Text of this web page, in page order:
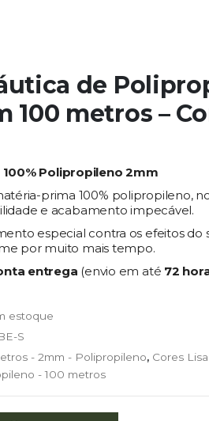
de
100 metros –
Polipropileno 2mm
prima 100% polipropileno,
e acabamento impecável.
especial contra os efeitos do
por muito mais tempo.
entrega (envio em até 72
estoque
S
- 2mm - Polipropileno, Cores
- 100 metros